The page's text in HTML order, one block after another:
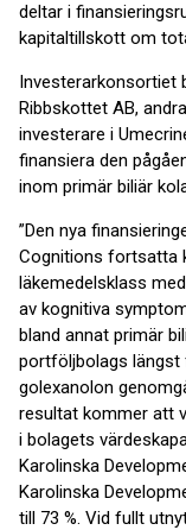
deltar i
kapitaltillskott om
Investerarkonsortiet
Ribbskottet AB,
investerare i
finansiera den
inom primär biliär
”Den nya
Cognitions fortsatta
läkemedelsklass
av kognitiva
bland annat primär
portföljbolags längst
golexanolon
resultat kommer att
i bolagets
Karolinska
Karolinska
till 73 %. Vid fullt